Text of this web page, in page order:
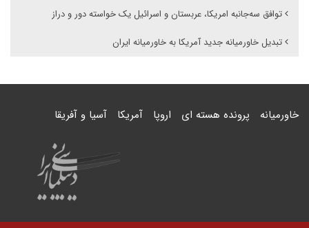
توافق سه‌جانبه امریکا، عربستان و اسرائیل یک خواسته دور و دراز
تبدیل خاورمیانه جدید آمریکا به خاورمیانه ایران
خاورمیانه پرونده هسته ای اروپا آمریکا آسیا و آفریقا